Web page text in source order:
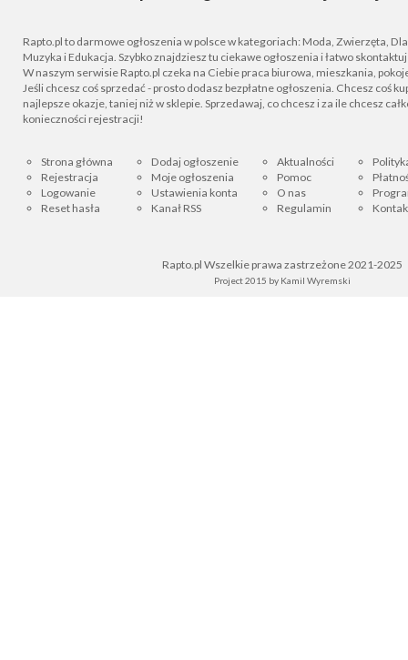
Rapto.pl to darmowe ogłoszenia w polsce w kategoriach: Moda, Zwierzęta, Dla
Muzyka i Edukacja. Szybko znajdziesz tu ciekawe ogłoszenia i łatwo
W naszym serwisie Rapto.pl czeka na Ciebie praca biurowa, mieszkania,
Jeśli chcesz coś sprzedać - prosto dodasz bezpłatne ogłoszenia. Chcesz coś
najlepsze okazje, taniej niż w sklepie. Sprzedawaj, co chcesz i za ile chcesz
konieczności rejestracji!
Strona główna
Rejestracja
Logowanie
Reset hasła
Dodaj ogłoszenie
Moje ogłoszenia
Ustawienia konta
Kanał RSS
Aktualności
Pomoc
O nas
Regulamin
Rapto.pl Wszelkie prawa zastrzeżone 2021-2025
Project 2015 by Kamil Wyremski